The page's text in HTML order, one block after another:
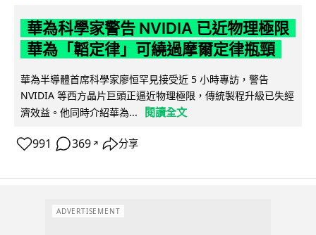
華為科學家警告 NVIDIA 已近物理極限
華為「韜定律」可繞過摩爾定律瓶頸
華為半導體首席科學家廖恒罕見接受近 5 小時專訪，警告
NVIDIA 等西方晶片巨頭正逼近物理極限，傳統製程升級已失經
濟效益。他同時介紹華為...
閱讀全文
991 369 ↗ 分享
ADVERTISEMENT